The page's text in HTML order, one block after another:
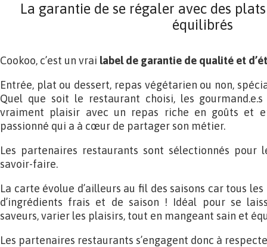
La garantie de se régaler avec des
équilibrés
Cookoo, c’est un vrai label de garantie de qualité et
Entrée, plat ou dessert, repas végétarien ou non,
Quel que soit le restaurant choisi, les
vraiment plaisir avec un repas riche en goûts et
passionné qui a à cœur de partager son métier.
Les partenaires restaurants sont sélectionnés
savoir-faire.
La carte évolue d’ailleurs au fil des saisons car tous
d’ingrédients frais et de saison ! Idéal pour se
saveurs, varier les plaisirs, tout en mangeant sain et
Les partenaires restaurants s’engagent donc à